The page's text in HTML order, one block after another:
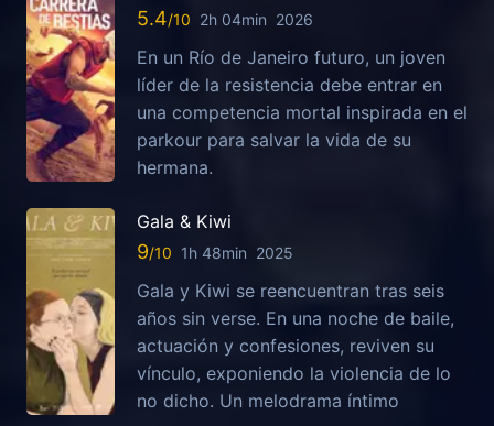
5.4 2h 04min 2026
En un Río de Janeiro futuro, un joven
líder de la resistencia debe entrar en
una competencia mortal inspirada en el
parkour para salvar la vida de su
hermana.
Gala & Kiwi
9 1h 48min 2025
Gala y Kiwi se reencuentran tras seis
años sin verse. En una noche de baile,
actuación y confesiones, reviven su
vínculo, exponiendo la violencia de lo
no dicho. Un melodrama íntimo